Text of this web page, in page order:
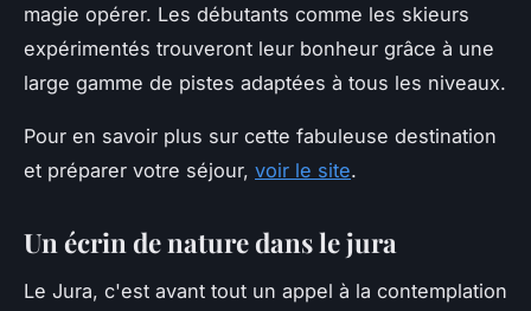
magie opérer. Les débutants comme les skieurs
expérimentés trouveront leur bonheur grâce à une
large gamme de pistes adaptées à tous les niveaux.
Pour en savoir plus sur cette fabuleuse destination
et préparer votre séjour, voir le site.
Un écrin de nature dans le jura
Le Jura, c'est avant tout un appel à la contemplation